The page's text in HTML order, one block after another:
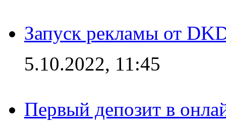
Запуск рекламы от
5.10.2022, 11:45
Первый депозит в